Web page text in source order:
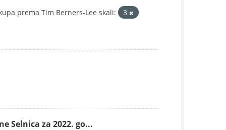
prema Tim Berners-Lee skali:
3
Selnica za 2022. go...